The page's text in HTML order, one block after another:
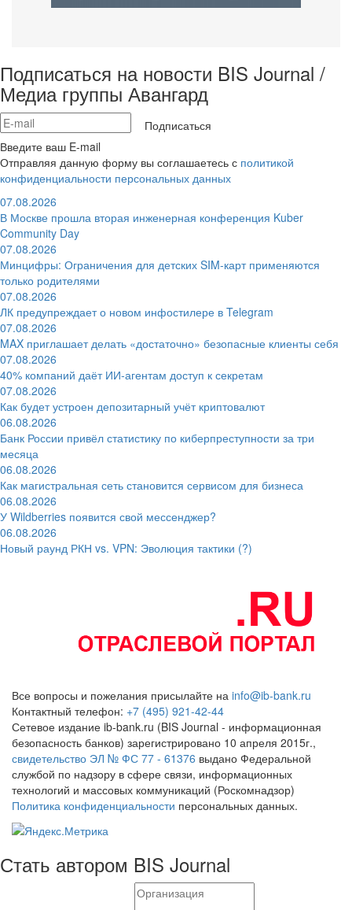
Подписаться на новости BIS Journal /
Медиа группы Авангард
Подписаться
Введите ваш E-mail
Отправляя данную форму вы соглашаетесь с политикой
конфиденциальности персональных данных
07.08.2026
В Москве прошла вторая инженерная конференция Kuber
Community Day
07.08.2026
Минцифры: Ограничения для детских SIM-карт применяются
только родителями
07.08.2026
ЛК предупреждает о новом инфостилере в Telegram
07.08.2026
MAX приглашает делать «достаточно» безопасные клиенты себя
07.08.2026
40% компаний даёт ИИ‑агентам доступ к секретам
07.08.2026
Как будет устроен депозитарный учёт криптовалют
06.08.2026
Банк России привёл статистику по киберпреступности за три
месяца
06.08.2026
Как магистральная сеть становится сервисом для бизнеса
06.08.2026
У Wildberries появится свой мессенджер?
06.08.2026
Новый раунд РКН vs. VPN: Эволюция тактики (?)
Все вопросы и пожелания присылайте на info@ib-bank.ru
Контактный телефон: +7 (495) 921-42-44
Сетевое издание ib-bank.ru (BIS Journal - информационная
безопасность банков) зарегистрировано 10 апреля 2015г.,
свидетельство ЭЛ № ФС 77 - 61376 выдано Федеральной
службой по надзору в сфере связи, информационных
технологий и массовых коммуникаций (Роскомнадзор)
Политика конфиденциальности персональных данных.
Стать автором BIS Journal